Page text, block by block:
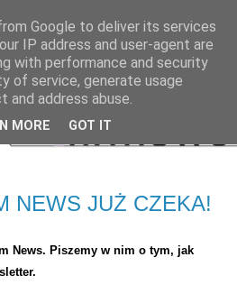
NEWS JUŻ CZEKA!
News. Piszemy w nim o tym, jak
Google to deliver its services
IP address and user-agent are
with performance and security
of service, generate usage
address abuse.
MORE GOT IT